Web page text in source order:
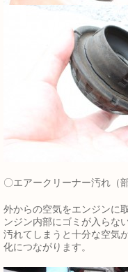
〇エアークリーナー汚れ（
外からの空気をエンジンに
ンジン内部にゴミが入らな
汚れてしまうと十分な空気
化につながります。